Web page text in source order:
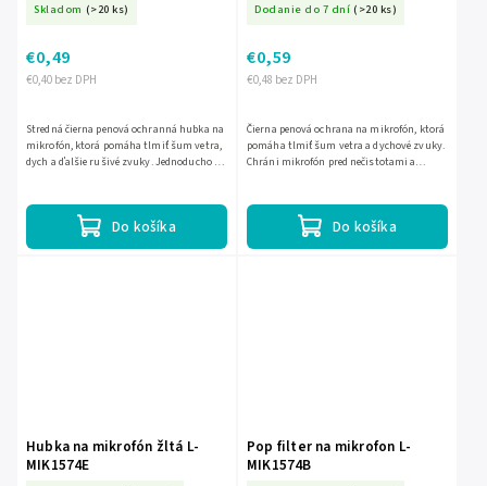
Skladom (>20 ks)
€0,40 bez DPH
€0,49
Do košíka
Stredná čierna penová ochranná hubka na
mikrofón, ktorá pomáha tlmiť šum vetra,
dych a ďalšie rušivé zvuky. Jednoducho sa
Dodanie do 7 dní (>20 ks)
€0,48 bez DPH
€0,59
Do košíka
Čierna penová ochrana na mikrofón, ktorá
pomáha tlmiť šum vetra a dychové zvuky.
Chráni mikrofón pred nečistotami a
Hubka na mikrofón žltá L-
MIK1574E
Pop filter na mikrofon L-
MIK1574B